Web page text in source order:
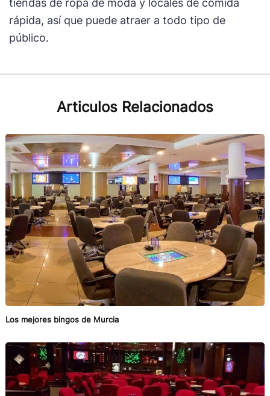
tiendas de ropa de moda y locales de comida
rápida, así que puede atraer a todo tipo de
público.
Articulos Relacionados
Los mejores bingos de Murcia